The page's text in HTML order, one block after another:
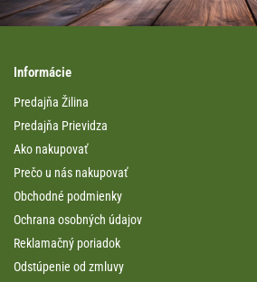
Informácie
Predajňa Žilina
Predajňa Prievidza
Ako nakupovať
Prečo u nás nakupovať
Obchodné podmienky
Ochrana osobných údajov
Reklamačný poriadok
Odstúpenie od zmluvy